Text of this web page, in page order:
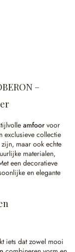
–
amfoor voor
exclusieve collectie
maar ook echte
materialen,
een decoratieve
en elegante
iets dat zowel mooi